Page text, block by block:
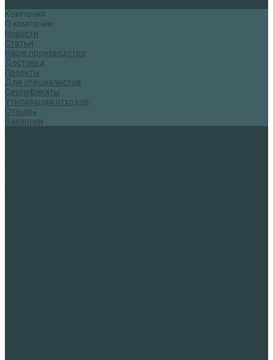
Компания
О компании
Новости
Статьи
Наше производство
Доставка
Проекты
Для специалистов
Сертификаты
Утилизация отходов
Отзывы
Вакансии